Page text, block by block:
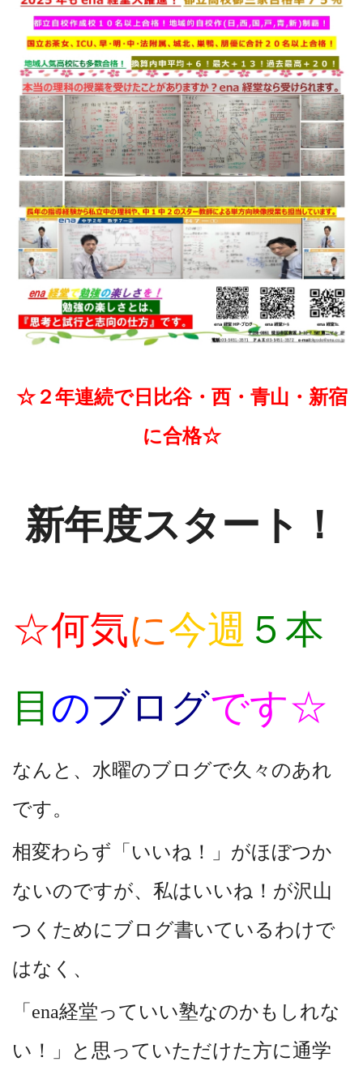
☆２年連続で日比谷・西・青山・新宿
に合格☆
新年度スタート！
☆何気に今週 ５本
目 のブログです☆
なんと、水曜のブログで久々のあれ
です。
相変わらず「いいね！」がほぼつか
ないのですが、私はいいね！が沢山
つくためにブログ書いているわけで
はなく、
「ena経堂っていい塾なのかもしれな
い！」と思っていただけた方に通学